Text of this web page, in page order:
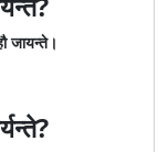
जायन्ते।